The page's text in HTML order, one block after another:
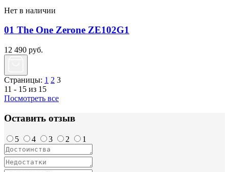
Нет в наличии
01 The One Zerone ZE102G1
12 490 руб.
Страницы: 1 2 3
11 - 15 из 15
Посмотреть все
Оставить отзыв
5 4 3 2 1